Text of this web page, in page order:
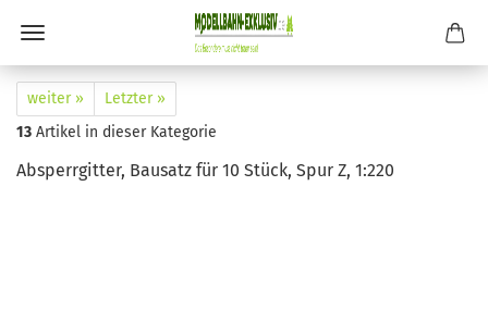
weiter »
Letzter »
13 Artikel in dieser Kategorie
Absperrgitter, Bausatz für 10 Stück, Spur Z, 1:220